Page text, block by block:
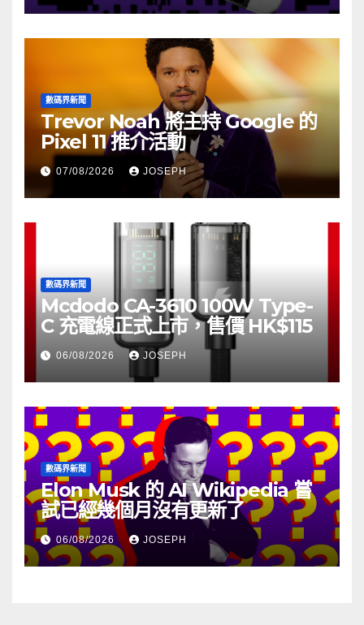
數碼界新聞
Trevor Noah 將主持 Google 的
Pixel 11 推介活動
07/08/2026 JOSEPH
數碼界新聞
Mcdodo CA-3610 100W Type-
C 充電線正式上市，售價 HK$115
06/08/2026 JOSEPH
數碼界新聞
Elon Musk 的 AI Wikipedia 嘗
試已經幾個月沒有更新了
06/08/2026 JOSEPH